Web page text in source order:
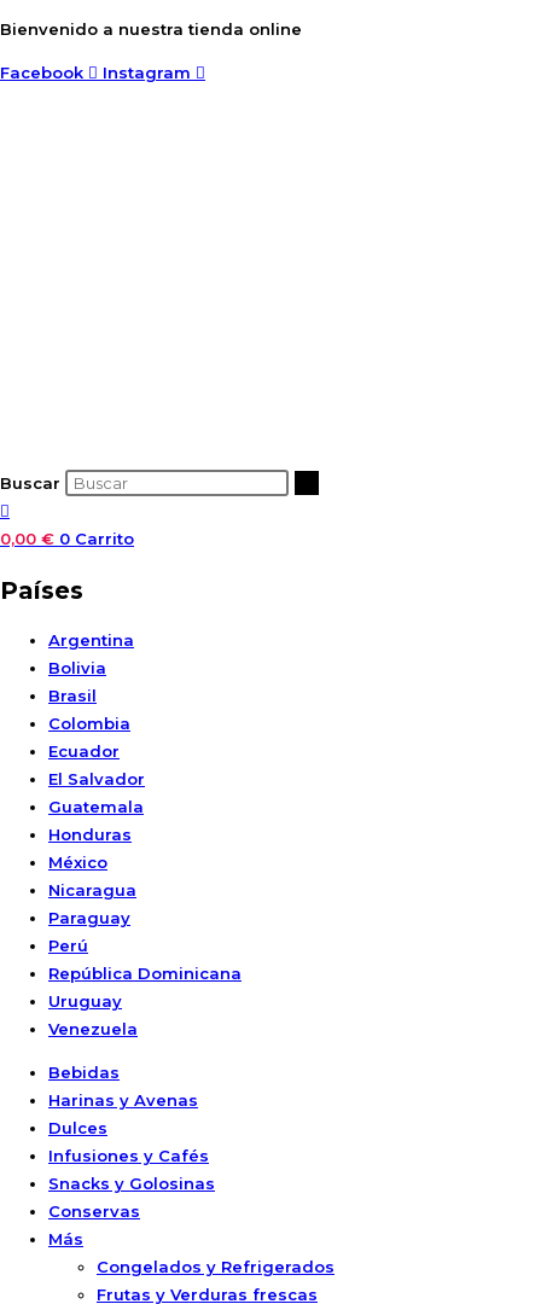
Ir
contenido
Bienvenido a nuestra tienda online
Facebook Instagram
Buscar
0,00 € 0 Carrito
Países
Argentina
Bolivia
Brasil
Colombia
Ecuador
El Salvador
Guatemala
Honduras
México
Nicaragua
Paraguay
Perú
República Dominicana
Uruguay
Venezuela
Bebidas
Harinas y Avenas
Dulces
Infusiones y Cafés
Snacks y Golosinas
Conservas
Más
Congelados y Refrigerados
Frutas y Verduras frescas